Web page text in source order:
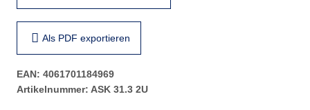
Als PDF exportieren
EAN: 4061701184969
Artikelnummer: ASK 31.3 2U